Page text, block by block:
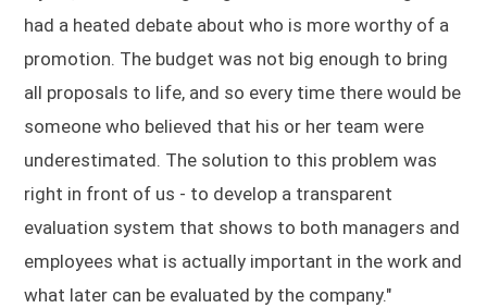
had a heated debate about who is more worthy of a
promotion. The budget was not big enough to bring
all proposals to life, and so every time there would be
someone who believed that his or her team were
underestimated. The solution to this problem was
right in front of us - to develop a transparent
evaluation system that shows to both managers and
employees what is actually important in the work and
what later can be evaluated by the company."